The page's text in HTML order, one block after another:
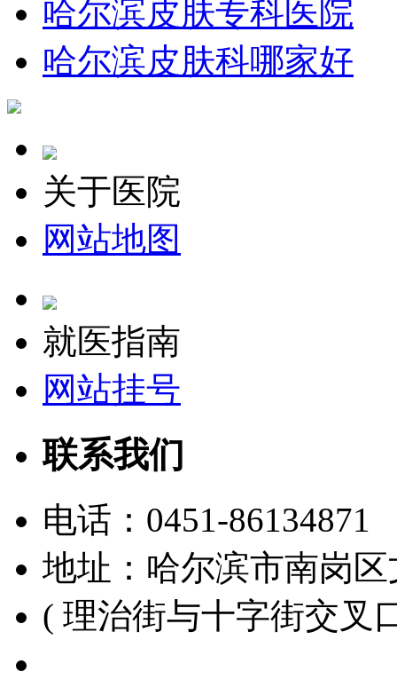
哈尔滨皮肤专科医院
哈尔滨皮肤科哪家好
关于医院
网站地图
就医指南
网站挂号
联系我们
电话： 0451-86134871
地址：哈尔滨市南岗
( 理治街与十字街交叉